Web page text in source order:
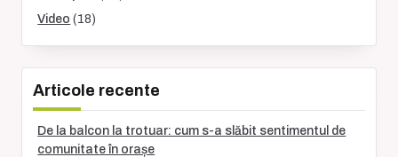
Video (18)
Articole recente
De la balcon la trotuar: cum s-a slăbit sentimentul de
comunitate în orașe